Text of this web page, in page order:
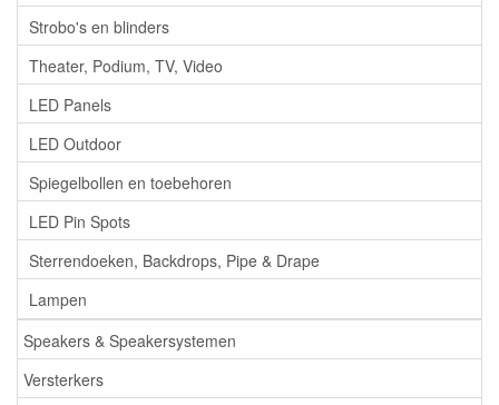
Strobo's en blinders
Theater, Podium, TV, Video
LED Panels
LED Outdoor
Spiegelbollen en toebehoren
LED Pin Spots
Sterrendoeken, Backdrops, Pipe & Drape
Lampen
Speakers & Speakersystemen
Versterkers